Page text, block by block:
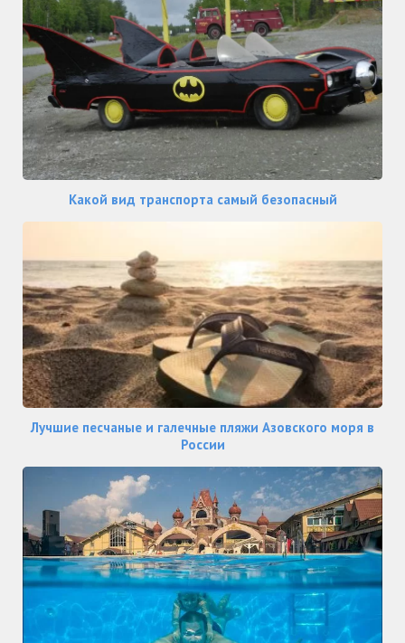
Какой вид транспорта самый безопасный
Лучшие песчаные и галечные пляжи Азовского моря в
России